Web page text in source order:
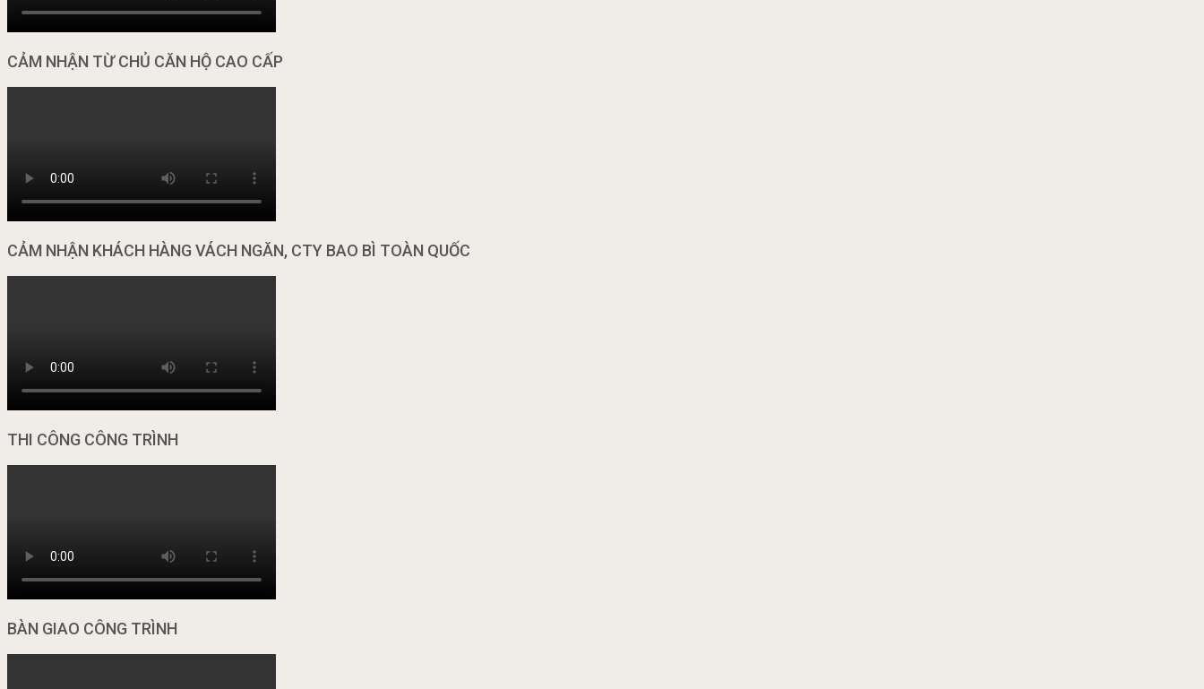
CẢM NHẬN TỪ CHỦ CĂN HỘ CAO CẤP
CẢM NHẬN KHÁCH HÀNG VÁCH NGĂN, CTY BAO BÌ TOÀN QUỐC
THI CÔNG CÔNG TRÌNH
BÀN GIAO CÔNG TRÌNH